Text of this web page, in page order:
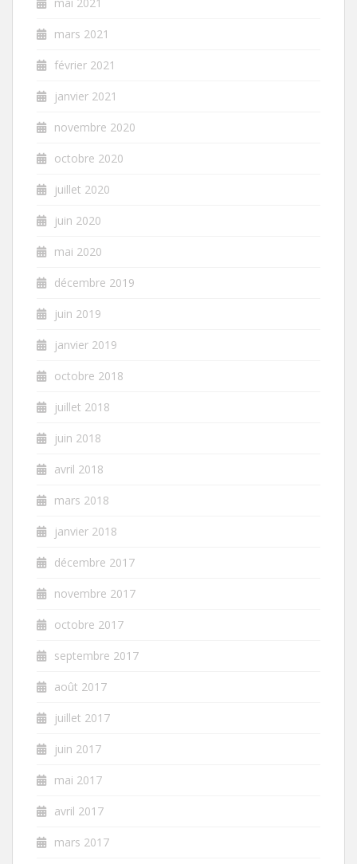
mars 2021
février 2021
janvier 2021
novembre 2020
octobre 2020
juillet 2020
juin 2020
mai 2020
décembre 2019
juin 2019
janvier 2019
octobre 2018
juillet 2018
juin 2018
avril 2018
mars 2018
janvier 2018
décembre 2017
novembre 2017
octobre 2017
septembre 2017
août 2017
juillet 2017
juin 2017
mai 2017
avril 2017
mars 2017